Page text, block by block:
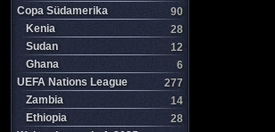
Copa Südamerika
90
Kenia
28
Sudan
12
Ghana
6
UEFA Nations League
277
Zambia
14
Ethiopia
28